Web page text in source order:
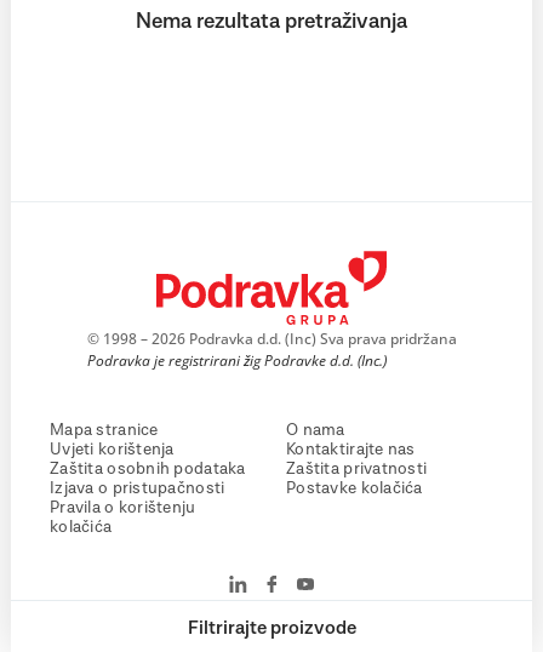
Filtrirajte proizvode
Nema rezultata pretraživanja
© 1998 – 2026 Podravka d.d. (Inc) Sva prava pridržana
Podravka je registrirani žig Podravke d.d. (Inc.)
Mapa stranice
Uvjeti korištenja
Zaštita osobnih podataka
Izjava o pristupačnosti
Pravila o korištenju
kolačića
O nama
Kontaktirajte nas
Zaštita privatnosti
Postavke kolačića